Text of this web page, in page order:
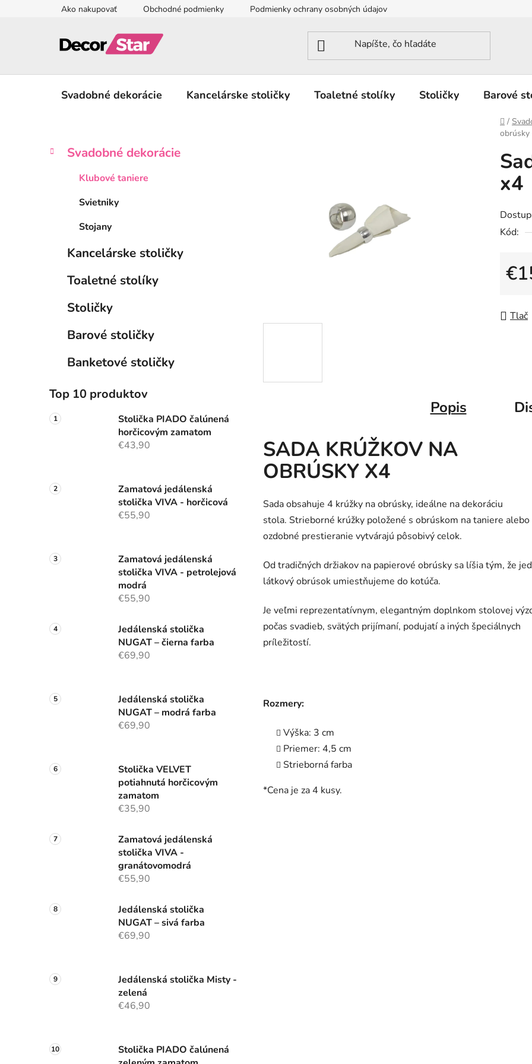
Ako nakupovať Obchodné podmienky Podmienky ochrany osobných údajov
Svadobné dekorácie Kancelárske stoličky Toaletné stolíky Stoličky Barové
Domov
/
obrúsky
BPreskočiť
kategórie
K
a
Svadobné dekorácie
Klubové taniere
Svietniky
Stojany
Kancelárske stoličky
Toaletné stolíky
Stoličky
Barové stoličky
Banketové stoličky
Top 10 produktov
Stolička PIADO čalúnená
horčicovým zamatom
€43,90
Zamatová jedálenská
stolička VIVA - horčicová
€55,90
Zamatová jedálenská
stolička VIVA - petrolejová
modrá
€55,90
Jedálenská stolička
NUGAT – čierna farba
€69,90
Jedálenská stolička
NUGAT – modrá farba
€69,90
Stolička VELVET
potiahnutá horčicovým
zamatom
€35,90
Zamatová jedálenská
stolička VIVA -
granátovomodrá
€55,90
Jedálenská stolička
NUGAT – sivá farba
€69,90
Jedálenská stolička Misty -
zelená
€46,90
Stolička PIADO čalúnená
x4
Kód:
Tlač
Popis
SADA KRÚŽKOV NA
OBRÚSKY X4
Sada obsahuje 4 krúžky na obrúsky, ideálne na dekoráciu
stola. Strieborné krúžky položené s obrúskom na taniere alebo
ozdobné prestieranie vytvárajú pôsobivý celok.
Od tradičných držiakov na papierové obrúsky sa líšia tým, že
látkový obrúsok umiestňujeme do kotúča.
Je veľmi reprezentatívnym, elegantným doplnkom stolovej
počas svadieb, svätých prijímaní, podujatí a iných špeciálnych
príležitostí.
Rozmery:
Výška: 3 cm
Priemer: 4,5 cm
Strieborná farba
*Cena je za 4 kusy.